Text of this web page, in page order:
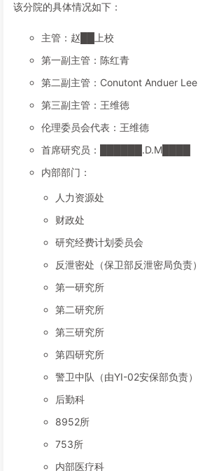
该分院的具体情况如下：
主管：赵██上校
第一副主管：陈红青
第二副主管：Conutont Anduer Lee
第三副主管：王维徳
伦理委员会代表：王维德
首席研究员：██████.D.M████
内部部门：
人力资源处
财政处
研究经费计划委员会
反泄密处（保卫部反泄密局负责）
第一研究所
第二研究所
第三研究所
第四研究所
警卫中队（由YI-02安保部负责）
后勤科
8952所
753所
内部医疗科